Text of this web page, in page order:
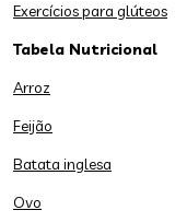
Exercícios para glúteos
Tabela Nutricional
Arroz
Feijão
Batata inglesa
Ovo